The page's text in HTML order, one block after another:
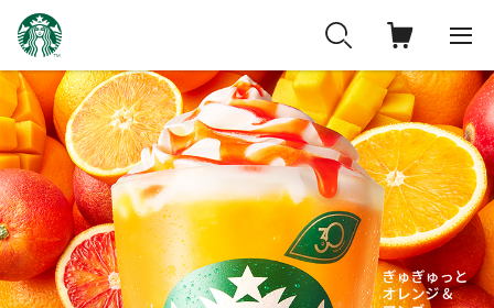
ス
タ
バ
ッ
ク
ス
コ
ー